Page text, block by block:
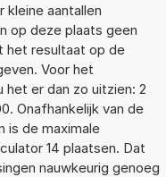
aantallen
op deze plaats geen
het resultaat op de
Voor het
er dan zo uitzien: 2
Onafhankelijk van de
is de maximale
14 plaatsen. Dat
nauwkeurig genoeg